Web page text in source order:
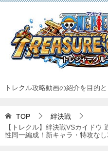
トレクル攻略動画の紹介を目的
TOP
絆決戦
【トレクル】絆決戦VSカイドウ
性同一編成！新キャラ・特攻な